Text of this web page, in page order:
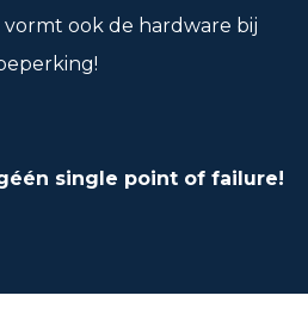
vormt ook de hardware bij
single point of failure!